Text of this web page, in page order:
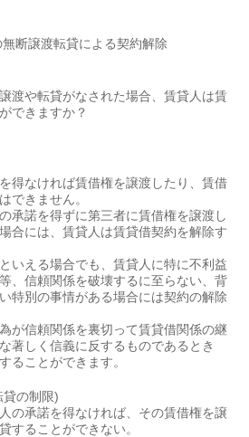
断譲渡転貸による契約解除
渡や転貸がなされた場合、賃貸人は賃
できますか？
得なければ賃借権を譲渡したり、賃借
できません。
承諾を得ずに第三者に賃借権を譲渡し
合には、賃貸人は賃貸借契約を解除す
いえる場合でも、賃貸人に特に不利益
、信頼関係を破壊するに至らない、背
特別の事情がある場合には契約の解除
が信頼関係を裏切って賃貸借関係の継
著しく信義に反するものであるとき
ることができます。
貸の制限)
の承諾を得なければ、その賃借権を譲
することができない。